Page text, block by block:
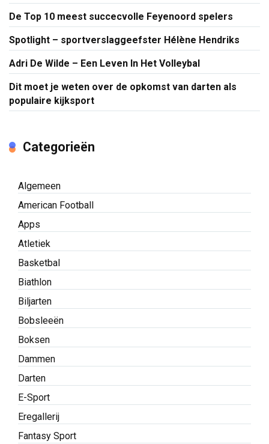
De Top 10 meest succecvolle Feyenoord spelers
Spotlight – sportverslaggeefster Hélène Hendriks
Adri De Wilde – Een Leven In Het Volleybal
Dit moet je weten over de opkomst van darten als
populaire kijksport
Categorieën
Algemeen
American Football
Apps
Atletiek
Basketbal
Biathlon
Biljarten
Bobsleeën
Boksen
Dammen
Darten
E-Sport
Eregallerij
Fantasy Sport